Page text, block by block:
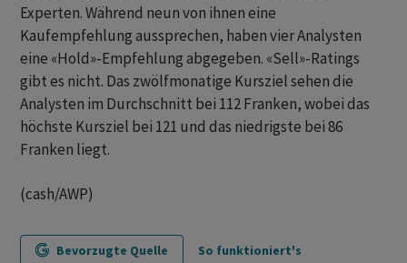
Experten. Während neun von ihnen eine
Kaufempfehlung aussprechen, haben vier Analysten
eine «Hold»-Empfehlung abgegeben. «Sell»-Ratings
gibt es nicht. Das zwölfmonatige Kursziel sehen die
Analysten im Durchschnitt bei 112 Franken, wobei das
höchste Kursziel bei 121 und das niedrigste bei 86
Franken liegt.
(cash/AWP)
Bevorzugte Quelle So funktioniert's